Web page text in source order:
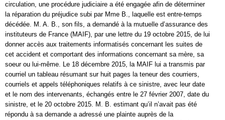
circulation, une procédure judiciaire a été engagée afin de déterminer
la réparation du préjudice subi par Mme B., laquelle est entre-temps
décédée. M. A. B., son fils, a demandé à la mutuelle d’assurance des
instituteurs de France (MAIF), par une lettre du 19 octobre 2015, de lui
donner accès aux traitements informatisés concernant les suites de
cet accident et comportant des informations concernant sa mère, sa
soeur ou lui-même. Le 18 décembre 2015, la MAIF lui a transmis par
courriel un tableau résumant sur huit pages la teneur des courriers,
courriels et appels téléphoniques relatifs à ce sinistre, avec leur date
et le nom des intervenants, échangés entre le 27 février 2007, date du
sinistre, et le 20 octobre 2015. M. B. estimant qu’il n’avait pas été
répondu à sa demande a adressé une plainte auprès de la